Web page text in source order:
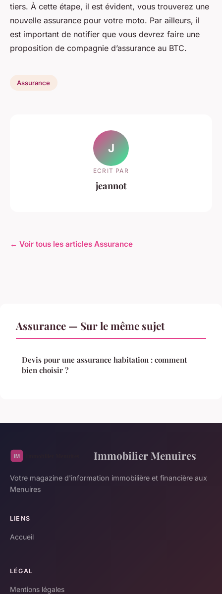
tiers. À cette étape, il est évident, vous trouverez une
nouvelle assurance pour votre moto. Par ailleurs, il
est important de notifier que vous devrez faire une
proposition de compagnie d’assurance au BTC.
Assurance
J
ECRIT PAR
jeannot
← Voir tous les articles Assurance
Assurance — Sur le même sujet
Devis pour une assurance habitation : comment
bien choisir ?
Immobilier Menuires
Votre magazine d'information immobilière et financière aux
Menuires
LIENS
Accueil
LÉGAL
Mentions légales